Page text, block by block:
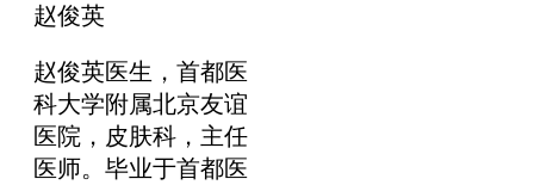
赵俊英
赵俊英医生，首都医
科大学附属北京友谊
医院，皮肤科，主任
医师。毕业于首都医